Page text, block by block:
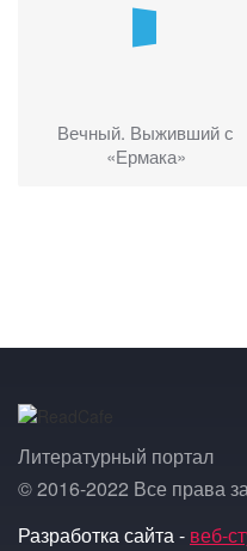
Вечный. Выживший с
«Ермака»
Литературный портал
© 2016-2022 Все права
Разработка сайта - веб-